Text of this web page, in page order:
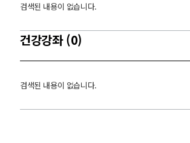
검색된 내용이 없습니다.
건강강좌 (0)
검색된 내용이 없습니다.